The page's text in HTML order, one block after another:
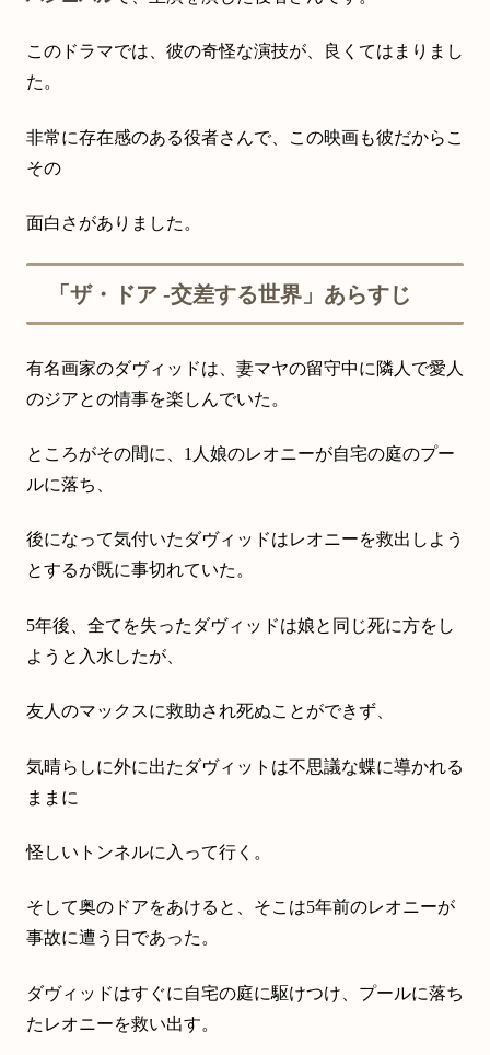
このドラマでは、彼の奇怪な演技が、良くてはまりまし
た。
非常に存在感のある役者さんで、この映画も彼だからこ
その
面白さがありました。
「ザ・ドア ‐交差する世界」あらすじ
有名画家のダヴィッドは、妻マヤの留守中に隣人で愛人
のジアとの情事を楽しんでいた。
ところがその間に、1人娘のレオニーが自宅の庭のプー
ルに落ち、
後になって気付いたダヴィッドはレオニーを救出しよう
とするが既に事切れていた。
5年後、全てを失ったダヴィッドは娘と同じ死に方をし
ようと入水したが、
友人のマックスに救助され死ぬことができず、
気晴らしに外に出たダヴィットは不思議な蝶に導かれる
ままに
怪しいトンネルに入って行く。
そして奥のドアをあけると、そこは5年前のレオニーが
事故に遭う日であった。
ダヴィッドはすぐに自宅の庭に駆けつけ、プールに落ち
たレオニーを救い出す。